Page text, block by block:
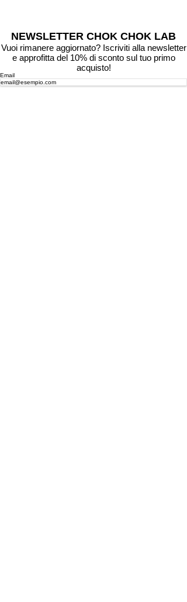
NEWSLETTER CHOK CHOK LAB
Vuoi rimanere aggiornato? Iscriviti alla newsletter
e approfitta del 10% di sconto sul tuo primo
acquisto!
Email